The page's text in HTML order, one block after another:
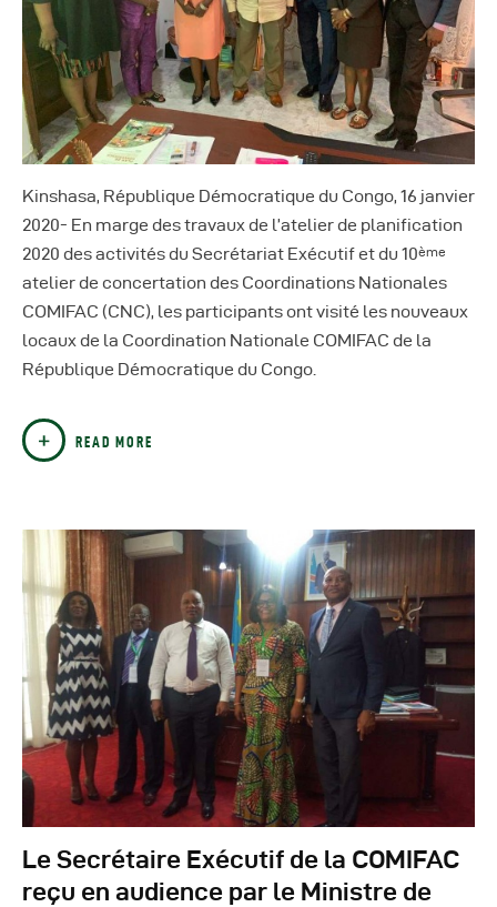
Kinshasa, République Démocratique du Congo, 16 janvier
2020- En marge des travaux de l’atelier de planification
2020 des activités du Secrétariat Exécutif et du 10ème
atelier de concertation des Coordinations Nationales
COMIFAC (CNC), les participants ont visité les nouveaux
locaux de la Coordination Nationale COMIFAC de la
République Démocratique du Congo.
READ MORE
Le Secrétaire Exécutif de la COMIFAC
reçu en audience par le Ministre de